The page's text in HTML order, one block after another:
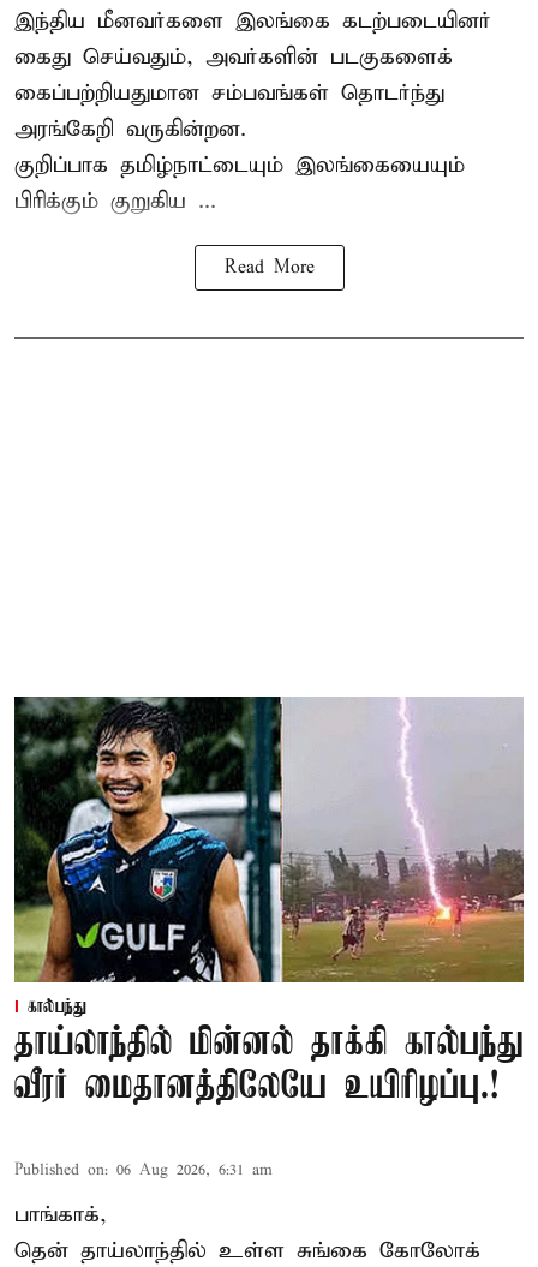
இந்திய மீனவர்களை இலங்கை கடற்படையினர்
கைது செய்வதும், அவர்களின் படகுகளைக்
கைப்பற்றியதுமான சம்பவங்கள் தொடர்ந்து
அரங்கேறி வருகின்றன.
குறிப்பாக தமிழ்நாட்டையும் இலங்கையையும்
பிரிக்கும் குறுகிய ...
Read More
கால்பந்து
தாய்லாந்தில் மின்னல் தாக்கி கால்பந்து
வீரர் மைதானத்திலேயே உயிரிழப்பு.!
Published on: 06 Aug 2026, 6:31 am
பாங்காக்,
தென் தாய்லாந்தில் உள்ள சுங்கை கோலோக்